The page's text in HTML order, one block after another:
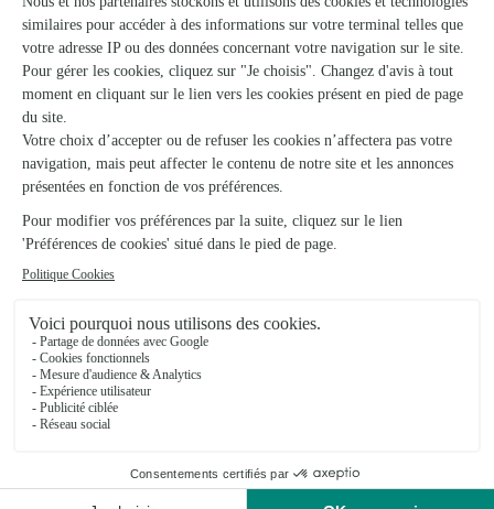
Voir la boutique
L’accueil Fleuri
★★ ★★★4.4 (136)
12 rue Bernard Morancais
Voir la boutique